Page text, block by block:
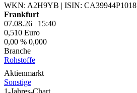
WKN: A2H9YB | ISIN: CA39944P1018
Frankfurt
07.08.26 | 15:40
0,510 Euro
0,00 % 0,000
Branche
Rohstoffe
Aktienmarkt
Sonstige
1-Jahres-Chart